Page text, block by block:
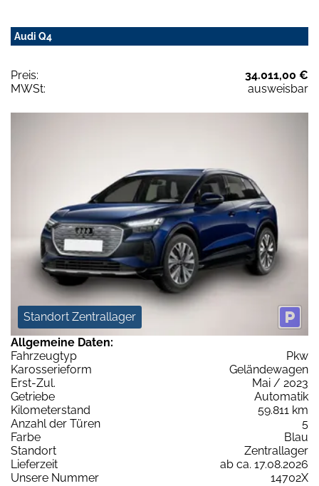
Audi Q4
Preis:
34.011,00 €
MWSt:
ausweisbar
Standort Zentrallager
Allgemeine Daten:
Fahrzeugtyp
Pkw
Karosserieform
Geländewagen
Erst-Zul.
Mai / 2023
Getriebe
Automatik
Kilometerstand
59.811 km
Anzahl der Türen
5
Farbe
Blau
Standort
Zentrallager
Lieferzeit
ab ca. 17.08.2026
Unsere Nummer
14702X